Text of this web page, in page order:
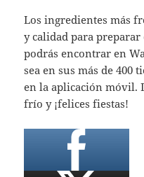
Los ingredientes más
y calidad para preparar
podrás encontrar en
sea en sus más de 400
en la aplicación móvil.
frío y ¡felices fiestas!